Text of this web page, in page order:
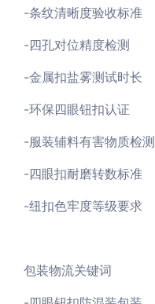
-条纹清晰度验收标准
-四孔对位精度检测
-金属扣盐雾测试时长
-环保四眼钮扣认证
-服装辅料有害物质检测
-四眼扣耐磨转数标准
-纽扣色牢度等级要求
包装物流关键词